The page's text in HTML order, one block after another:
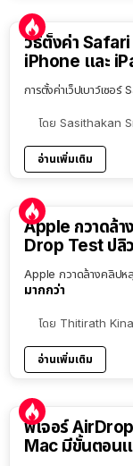
วิธีตั้งค่า Safari
iPhone และ
การตั้งค่าเว็ปเบาว์เซอ
โดย Sasithakan
อ่านเพิ่มเติม
Apple กวาดล้า
Drop Test ปลิ
Apple กวาดล้างคลิป
มากกว่า
โดย Thitirath
อ่านเพิ่มเติม
ฟีเจอร์
Mac มีขั้นตอนแ